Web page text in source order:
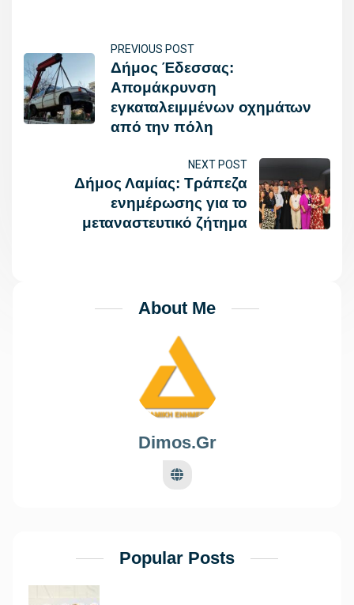
PREVIOUS POST
Δήμος Έδεσσας:
Απομάκρυνση
εγκαταλειμμένων οχημάτων
από την πόλη
NEXT POST
Δήμος Λαμίας: Τράπεζα
ενημέρωσης για το
μεταναστευτικό ζήτημα
About Me
Dimos.gr
Popular Posts